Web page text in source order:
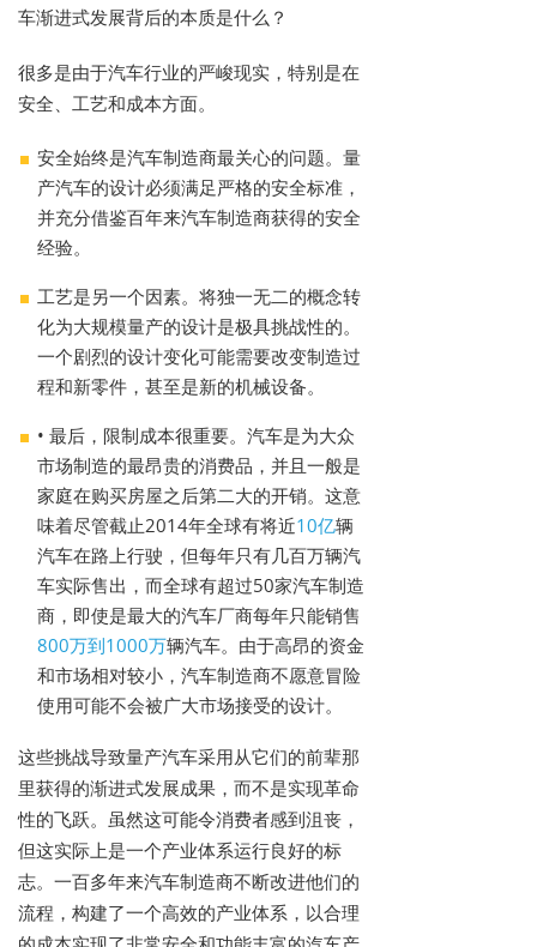
车渐进式发展背后的本质是什么？
很多是由于汽车行业的严峻现实，特别是在
安全、工艺和成本方面。
安全始终是汽车制造商最关心的问题。量
产汽车的设计必须满足严格的安全标准，
并充分借鉴百年来汽车制造商获得的安全
经验。
工艺是另一个因素。将独一无二的概念转
化为大规模量产的设计是极具挑战性的。
一个剧烈的设计变化可能需要改变制造过
程和新零件，甚至是新的机械设备。
• 最后，限制成本很重要。汽车是为大众
市场制造的最昂贵的消费品，并且一般是
家庭在购买房屋之后第二大的开销。这意
味着尽管截止2014年全球有将近10亿辆
汽车在路上行驶，但每年只有几百万辆汽
车实际售出，而全球有超过50家汽车制造
商，即使是最大的汽车厂商每年只能销售
800万到1000万辆汽车。由于高昂的资金
和市场相对较小，汽车制造商不愿意冒险
使用可能不会被广大市场接受的设计。
这些挑战导致量产汽车采用从它们的前辈那
里获得的渐进式发展成果，而不是实现革命
性的飞跃。虽然这可能令消费者感到沮丧，
但这实际上是一个产业体系运行良好的标
志。一百多年来汽车制造商不断改进他们的
流程，构建了一个高效的产业体系，以合理